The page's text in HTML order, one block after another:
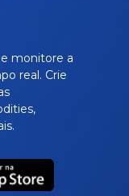
monitore a
real. Crie